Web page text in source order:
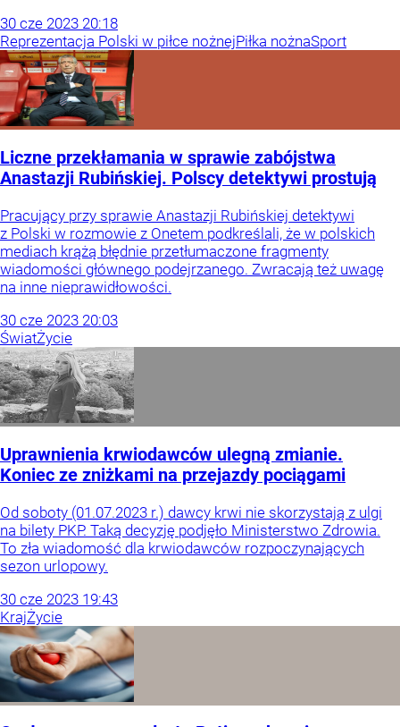
30 cze 2023 20:18
Reprezentacja Polski w piłce nożnejPiłka nożnaSport
Liczne przekłamania w sprawie zabójstwa
Anastazji Rubińskiej. Polscy detektywi prostują
Pracujący przy sprawie Anastazji Rubińskiej detektywi
z Polski w rozmowie z Onetem podkreślali, że w polskich
mediach krążą błędnie przetłumaczone fragmenty
wiadomości głównego podejrzanego. Zwracają też uwagę
na inne nieprawidłowości.
30 cze 2023 20:03
ŚwiatŻycie
Uprawnienia krwiodawców ulegną zmianie.
Koniec ze zniżkami na przejazdy pociągami
Od soboty (01.07.2023 r.) dawcy krwi nie skorzystają z ulgi
na bilety PKP. Taką decyzję podjęło Ministerstwo Zdrowia.
To zła wiadomość dla krwiodawców rozpoczynających
sezon urlopowy.
30 cze 2023 19:43
KrajŻycie